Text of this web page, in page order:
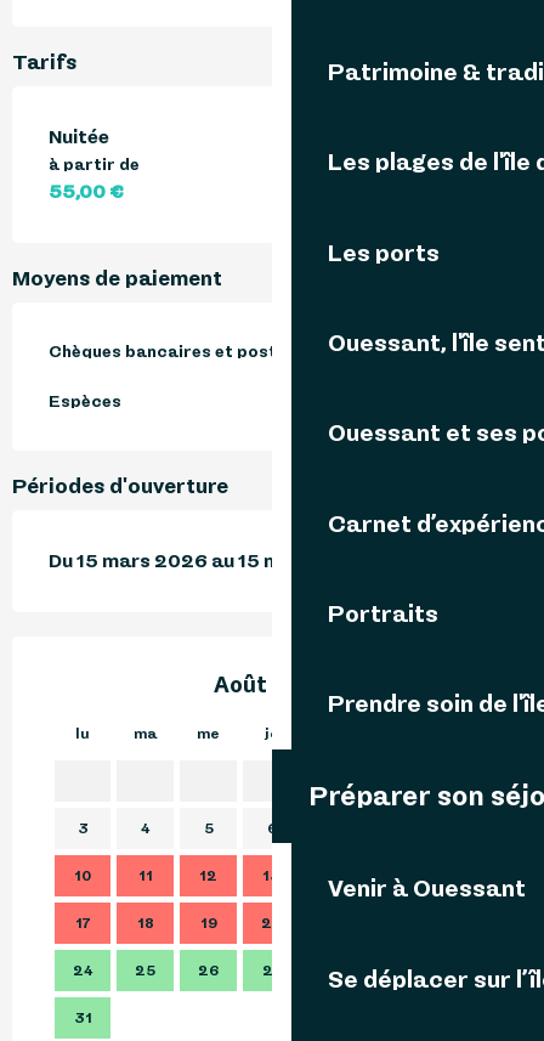
Patrimoine &
Les plages de l'île
Les ports
Ouessant, l'île
Ouessant et ses
Carnet
Portraits
Prendre soin de
Préparer son
Venir à Ouessant
Se déplacer sur
Tarifs
Nuitée
à partir de
55,00 €
Moyens de paiement
Chèques bancaires et postaux
Espèces
Périodes d'ouverture
Du 15 mars 2026 au 15 novembre 2026
Août 2026
lu ma me je
3 4 5 6
10 11 12 13 15
17 18 19 20
24 25 26 27 28 29
31
28